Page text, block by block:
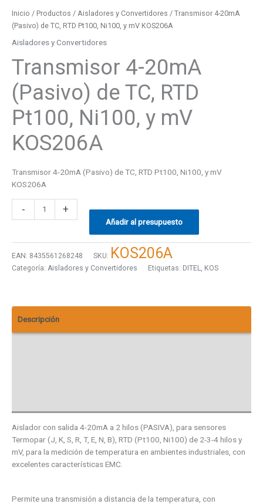
Inicio / Productos / Aisladores y Convertidores / Transmisor 4-20mA
(Pasivo) de TC, RTD Pt100, Ni100, y mV KOS206A
Aisladores y Convertidores
Transmisor 4-20mA
(Pasivo) de TC, RTD
Pt100, Ni100, y mV
KOS206A
Transmisor 4-20mA (Pasivo) de TC, RTD Pt100, Ni100, y mV
KOS206A
- +
Añadir al presupuesto
EAN: 8435561268248 SKU: KOS206A
Categoría: Aisladores y Convertidores Etiquetas: DITEL KOS
Descripción
Aislador con salida 4-20mA a 2 hilos (PASIVA), para sensores
Termopar (J, K, S, R, T, E, N, B), RTD (Pt100, Ni100) de 2-3-4 hilos y
mV, para la medición de temperatura en ambientes industriales, con
excelentes características EMC.
Permite una transmisión a distancia de la temperatura, con